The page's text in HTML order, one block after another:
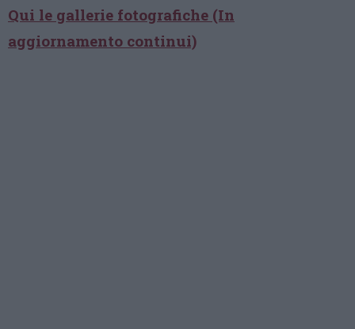
Qui le gallerie fotografiche (In
aggiornamento continui)